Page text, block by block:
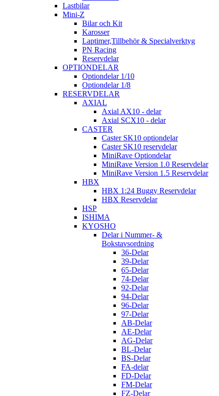
Lastbilar
Mini-Z
Bilar och Kit
Karosser
Laptimer,Tillbehör & Specialverktyg
PN Racing
Reservdelar
OPTIONDELAR
Optiondelar 1/10
Optiondelar 1/8
RESERVDELAR
AXIAL
Axial AX10 - delar
Axial SCX10 - delar
CASTER
Caster SK10 optiondelar
Caster SK10 reservdelar
MiniRave Optiondelar
MiniRave Version 1.0 Reservdelar
MiniRave Version 1.5 Reservdelar
HBX
HBX 1:24 Buggy Reservdelar
HBX Reservdelar
HSP
ISHIMA
KYOSHO
Delar i Nummer- &
Bokstavsordning
36-Delar
39-Delar
65-Delar
74-Delar
92-Delar
94-Delar
96-Delar
97-Delar
AB-Delar
AE-Delar
AG-Delar
BL-Delar
BS-Delar
FA-delar
FD-Delar
FM-Delar
FZ-Delar